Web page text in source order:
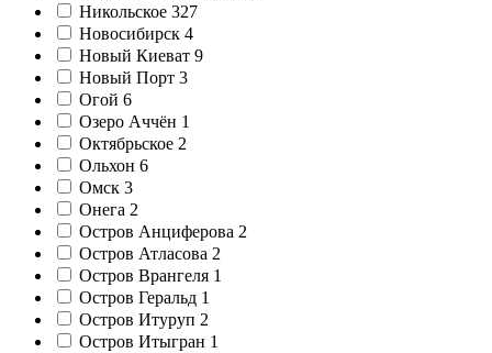
Никольское 327
Новосибирск 4
Новый Киеват 9
Новый Порт 3
Огой 6
Озеро Аччён 1
Октябрьское 2
Ольхон 6
Омск 3
Онега 2
Остров Анциферова 2
Остров Атласова 2
Остров Врангеля 1
Остров Геральд 1
Остров Итуруп 2
Остров Итыгран 1